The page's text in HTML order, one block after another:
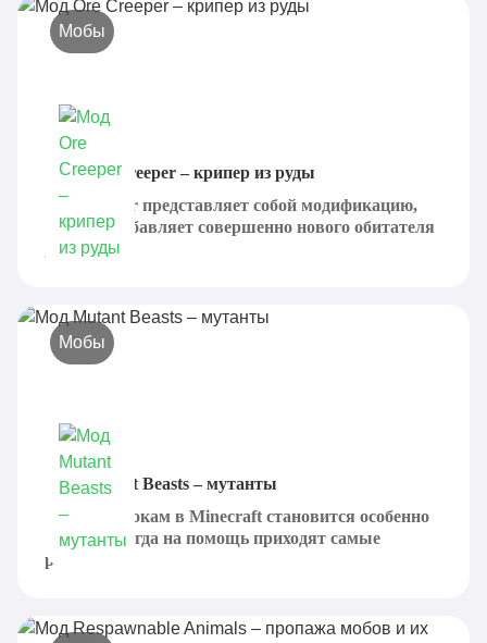
Мобы
Мод Ore Creeper – крипер из руды
Ore Creeper представляет собой модификацию,
которая добавляет совершенно нового обитателя
для...
Мобы
Мод Mutant Beasts – мутанты
Иногда игрокам в Minecraft становится особенно
скучно и тогда на помощь приходят самые
разные...